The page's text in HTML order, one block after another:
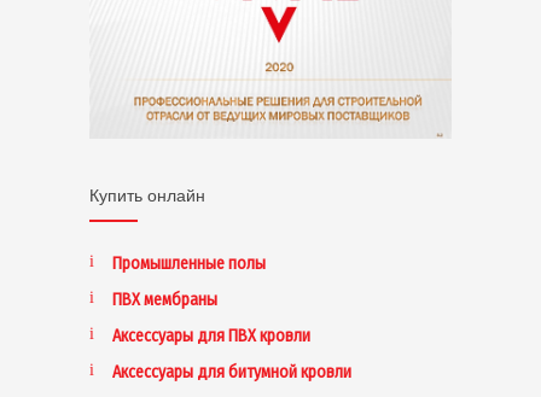
Купить онлайн
Промышленные полы
ПВХ мембраны
Аксессуары для ПВХ кровли
Аксессуары для битумной кровли